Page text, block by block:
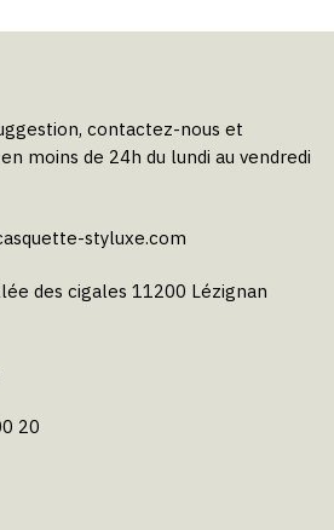
contactez-nous et
moins de 24h du lundi au vendredi
styluxe.com
des cigales 11200 Lézignan
20